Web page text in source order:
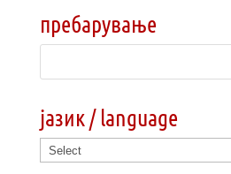
пребарување
јазик / language